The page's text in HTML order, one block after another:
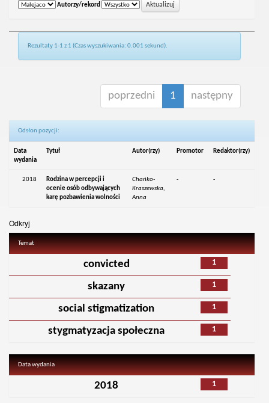
Autorzy/rekord
Rezultaty 1-1 z 1 (Czas wyszukiwania: 0.001 sekund).
poprzedni 1 następny
Odsłon pozycji:
Data
wydania
Tytuł Autor(rzy) Promotor Redaktor(rzy)
2018
Rodzina w percepcji i
ocenie osób odbywających
karę pozbawienia wolności
Chańko-
Kraszewska,
Anna
- -
Odkryj
Temat
1
convicted
1
skazany
1
social stigmatization
1
stygmatyzacja społeczna
Data wydania
1
2018